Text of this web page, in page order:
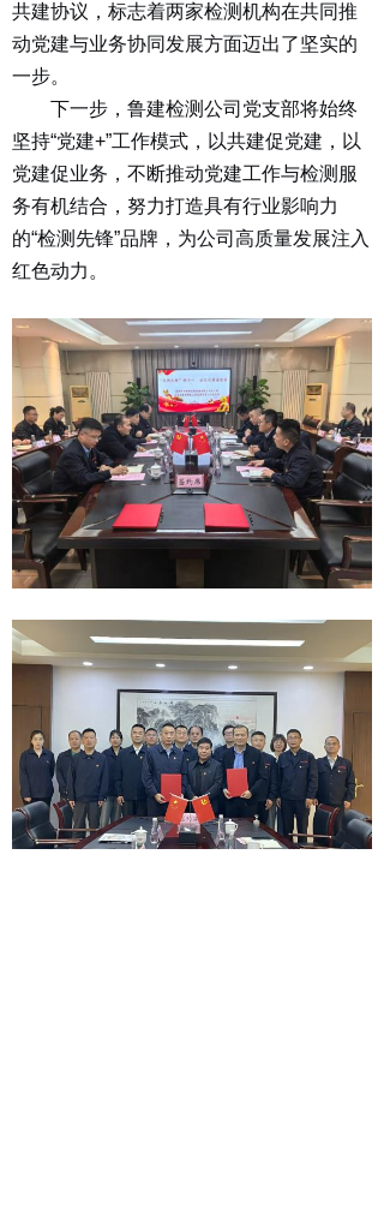
共建协议，标志着两家检测机构在共同推
动党建与业务协同发展方面迈出了坚实的
一步。
下一步，鲁建检测公司党支部将始终
坚持“党建+”工作模式，以共建促党建，以
党建促业务，不断推动党建工作与检测服
务有机结合，努力打造具有行业影响力
的“检测先锋”品牌，为公司高质量发展注入
红色动力。